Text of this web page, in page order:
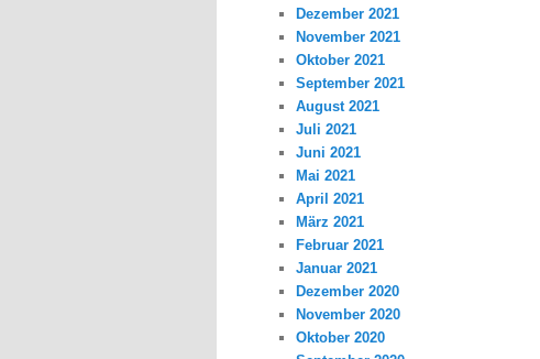
Dezember 2021
November 2021
Oktober 2021
September 2021
August 2021
Juli 2021
Juni 2021
Mai 2021
April 2021
März 2021
Februar 2021
Januar 2021
Dezember 2020
November 2020
Oktober 2020